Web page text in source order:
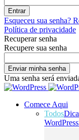
Esqueceu sua senha?
Política de privacidade
Recuperar senha
Recupere sua senha
Uma senha será
Comece Aqui
Todos
WordPress